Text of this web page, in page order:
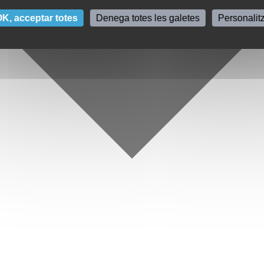
acceptar totes Denega totes les galetes